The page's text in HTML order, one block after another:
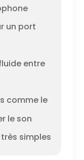
un port
entre
comme le
le son
simples